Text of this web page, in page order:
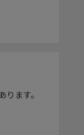
ます。